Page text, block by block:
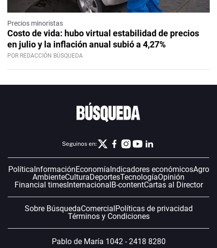
Precios minoristas
Costo de vida: hubo virtual estabilidad de precios
en julio y la inflación anual subió a 4,27%
POR REDACCIÓN BÚSQUEDA
Seguinos en:
PolíticaInformaciónEconomíaIndicadores económicosAgro
AmbienteCulturaDeportesTecnologíaOpinión
Financial timesInternacionalB-contentCartas al Director
Sobre BúsquedaComercialPolíticas de privacidad
Términos y Condiciones
Pablo de María 1042 - 2418 8280